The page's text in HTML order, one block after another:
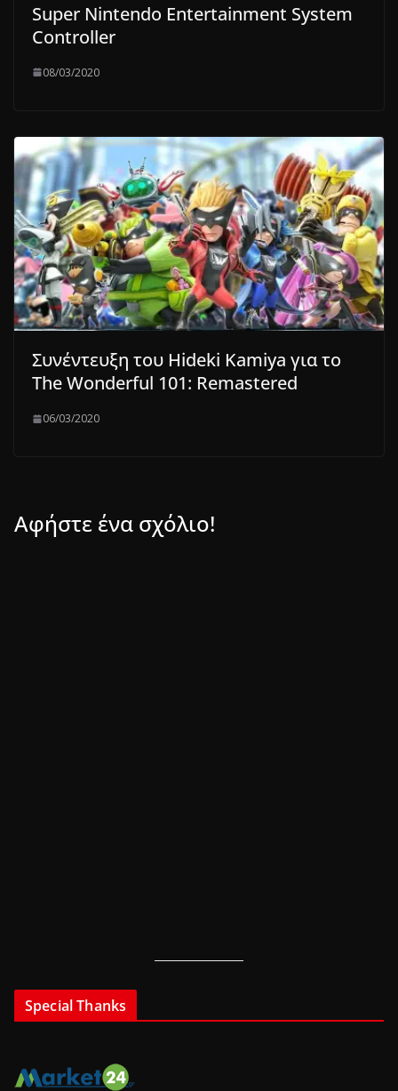
Super Nintendo Entertainment System
Controller
08/03/2020
Συνέντευξη του Hideki Kamiya για το
The Wonderful 101: Remastered
06/03/2020
Αφήστε ένα σχόλιο!
Special Thanks